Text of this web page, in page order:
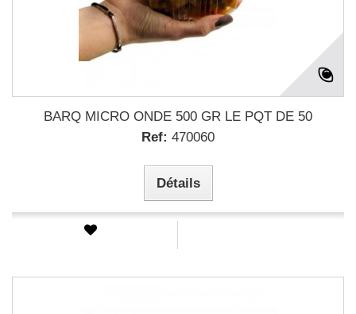
BARQ MICRO ONDE 500 GR LE PQT DE 50
Ref: 470060
Détails